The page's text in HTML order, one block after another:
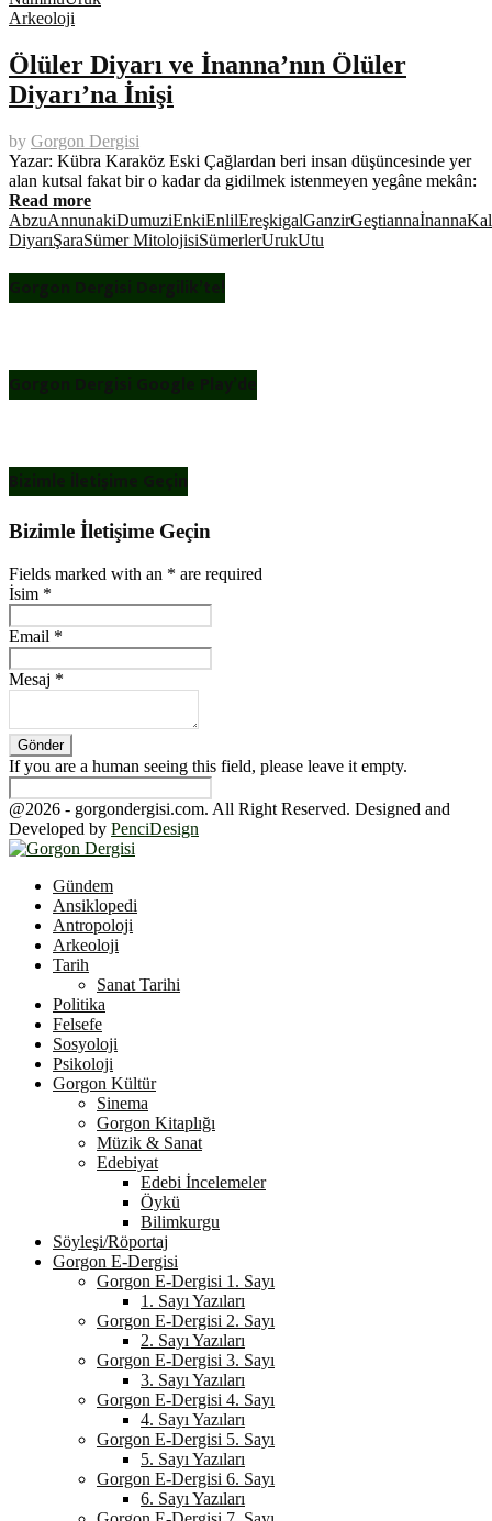
Arkeoloji
Ölüler Diyarı ve İnanna’nın Ölüler
Diyarı’na İnişi
by Gorgon Dergisi
Yazar: Kübra Karaköz Eski Çağlardan beri insan düşüncesinde yer
alan kutsal fakat bir o kadar da gidilmek istenmeyen yegâne mekân:
Read more
AbzuAnnunakiDumuziEnkiEnlilEreşkigalGanzirGeştiannaİnanna
DiyarıŞaraSümer MitolojisiSümerlerUrukUtu
Gorgon Dergisi Dergilik’te!
Gorgon Dergisi Google Play’de
Bizimle İletişime Geçin
Bizimle İletişime Geçin
Fields marked with an * are required
İsim *
Email *
Mesaj *
If you are a human seeing this field, please leave it empty.
@2026 - gorgondergisi.com. All Right Reserved. Designed and
Developed by PenciDesign
Gündem
Ansiklopedi
Antropoloji
Arkeoloji
Tarih
Sanat Tarihi
Politika
Felsefe
Sosyoloji
Psikoloji
Gorgon Kültür
Sinema
Gorgon Kitaplığı
Müzik & Sanat
Edebiyat
Edebi İncelemeler
Öykü
Bilimkurgu
Söyleşi/Röportaj
Gorgon E-Dergisi
Gorgon E-Dergisi 1. Sayı
1. Sayı Yazıları
Gorgon E-Dergisi 2. Sayı
2. Sayı Yazıları
Gorgon E-Dergisi 3. Sayı
3. Sayı Yazıları
Gorgon E-Dergisi 4. Sayı
4. Sayı Yazıları
Gorgon E-Dergisi 5. Sayı
5. Sayı Yazıları
Gorgon E-Dergisi 6. Sayı
6. Sayı Yazıları